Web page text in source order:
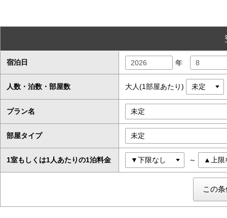
宿泊日 年
人数・泊数・部屋数 大人(1部屋あたり)
プラン名
部屋タイプ
1室もしくは1人あたりの1泊料金 ～